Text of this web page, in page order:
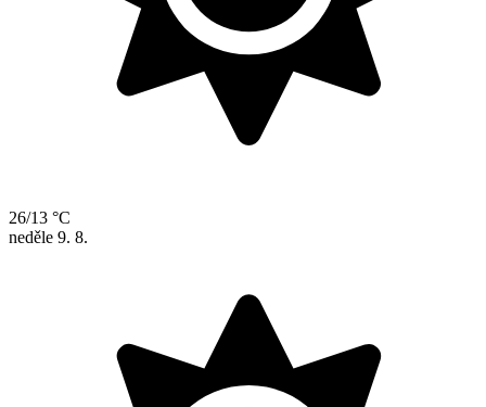
26/13 °C
neděle 9. 8.